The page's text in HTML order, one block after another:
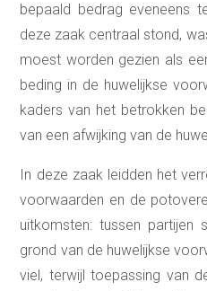
bepaald bedrag eveneens
deze zaak centraal stond,
moest worden gezien als
beding in de huwelijkse
kaders van het betrokken
van een afwijking van de
In deze zaak leidden het
voorwaarden en de
uitkomsten: tussen
grond van de huwelijkse
viel, terwijl toepassing van